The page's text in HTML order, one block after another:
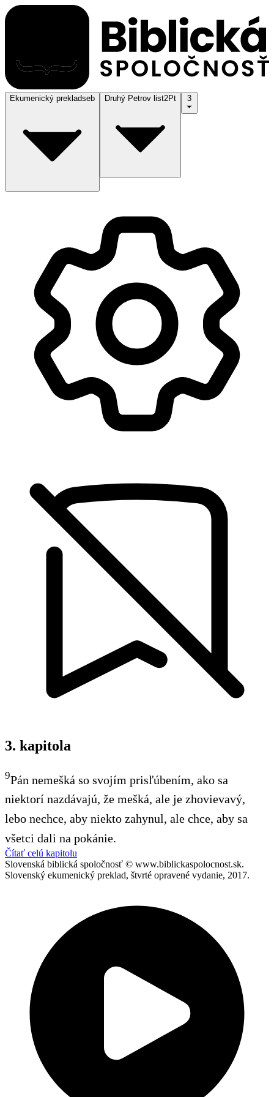
Ekumenický prekladseb Druhý Petrov list2Pt
3. kapitola
9Pán nemešká so svojím prisľúbením, ako sa
niektorí nazdávajú, že mešká, ale je zhovievavý,
lebo nechce, aby niekto zahynul, ale chce, aby sa
všetci dali na pokánie.
Čítať celú kapitolu
Slovenská biblická spoločnosť © www.biblickaspolocnost.sk.
Slovenský ekumenický preklad, štvrté opravené vydanie, 2017.